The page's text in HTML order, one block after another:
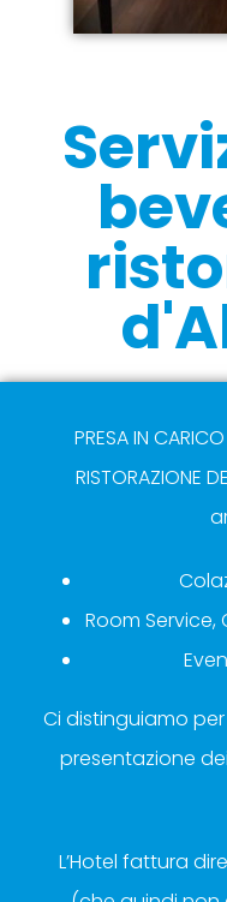
PRESA IN
RISTORAZIONE
Room
Ci distinguiamo
presentazione
L’Hotel fattura